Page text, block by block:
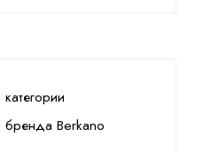
бренда Berkano